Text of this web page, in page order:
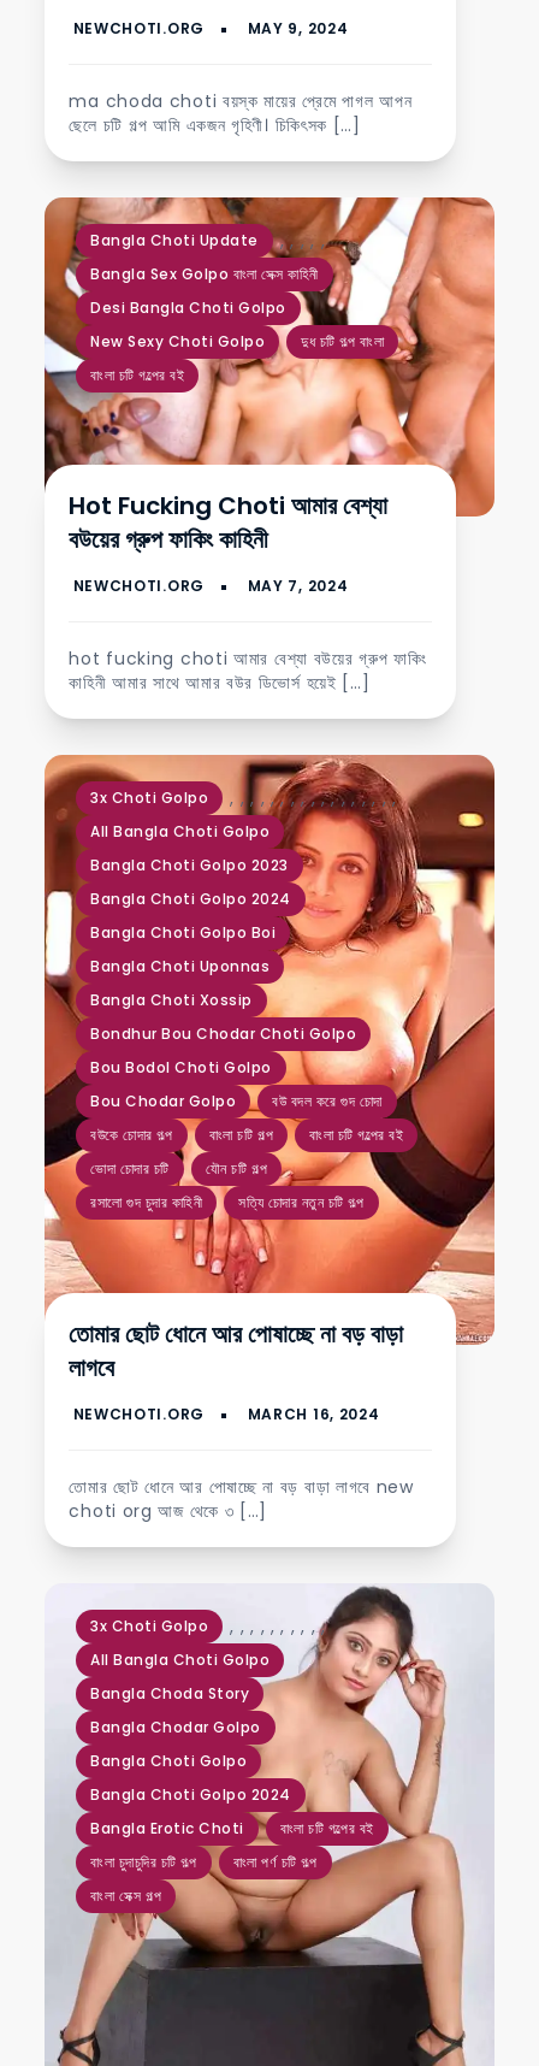
ma choda choti বয়স্ক মায়ের প্রেমে পাগল আপন
ছেলে চটি গল্প আমি একজন গৃহিণী। চিকিৎসক […]
Bangla Choti Update ,
Bangla Sex Golpo বাংলা সেক্স কাহিনী
,
Desi Bangla Choti Golpo
,
New Sexy Choti Golpo
,
দুধ চটি গল্প বাংলা
,
বাংলা চটি গল্পের বই
Hot Fucking Choti আমার বেশ্যা
বউয়ের গ্রুপ ফাকিং কাহিনী
hot fucking choti আমার বেশ্যা বউয়ের গ্রুপ ফাকিং
কাহিনী আমার সাথে আমার বউর ডিভোর্স হয়েই […]
3x Choti Golpo ,
All Bangla Choti Golpo
,
Bangla Choti Golpo 2023
,
Bangla Choti Golpo 2024
,
Bangla Choti Golpo Boi
,
Bangla Choti Uponnas
,
Bangla Choti Xossip
,
Bondhur Bou Chodar Choti Golpo
,
Bou Bodol Choti Golpo
,
Bou Chodar Golpo
,
বউ বদল করে গুদ চোদা
,
বউকে চোদার গল্প
,
বাংলা চটি গল্প
,
বাংলা চটি গল্পের বই
,
ভোদা চোদার চটি
,
যৌন চটি গল্প
,
রসালো গুদ চুদার কাহিনী
,
সত্যি চোদার নতুন চটি গল্প
তোমার ছোট ধোনে আর পোষাচ্ছে না বড় বাড়া
লাগবে
তোমার ছোট ধোনে আর পোষাচ্ছে না বড় বাড়া লাগবে new
choti org আজ থেকে ৩ […]
3x Choti Golpo ,
All Bangla Choti Golpo
,
Bangla Choda Story
,
Bangla Chodar Golpo
,
Bangla Choti Golpo
,
Bangla Choti Golpo 2024
,
Bangla Erotic Choti
,
বাংলা চটি গল্পের বই
,
বাংলা চুদাচুদির চটি গল্প
,
বাংলা পর্ণ চটি গল্প
,
বাংলা সেক্স গল্প